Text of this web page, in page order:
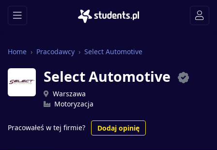
Home Pracodawcy Select Automotive
Select Automotive
Warszawa
Motoryzacja
Pracowałeś w tej firmie? Dodaj opinię